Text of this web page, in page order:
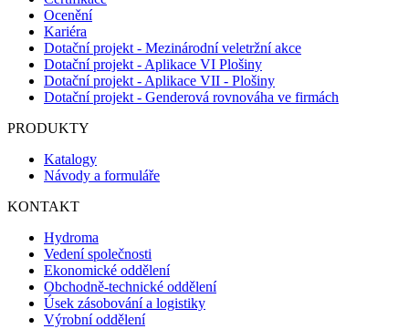
Ocenění
Kariéra
Dotační projekt - Mezinárodní veletržní akce
Dotační projekt - Aplikace VI Plošiny
Dotační projekt - Aplikace VII - Plošiny
Dotační projekt - Genderová rovnováha ve firmách
PRODUKTY
Katalogy
Návody a formuláře
KONTAKT
Hydroma
Vedení společnosti
Ekonomické oddělení
Obchodně-technické oddělení
Úsek zásobování a logistiky
Výrobní oddělení